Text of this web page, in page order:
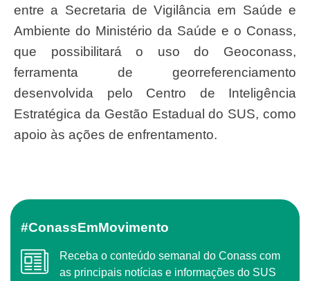
entre a Secretaria de Vigilância em Saúde e
Ambiente do Ministério da Saúde e o Conass,
que possibilitará o uso do Geoconass,
ferramenta de georreferenciamento
desenvolvida pelo Centro de Inteligência
Estratégica da Gestão Estadual do SUS, como
apoio às ações de enfrentamento.
#ConassEmMovimento
Receba o conteúdo semanal do Conass com
as principais notícias e informações do SUS